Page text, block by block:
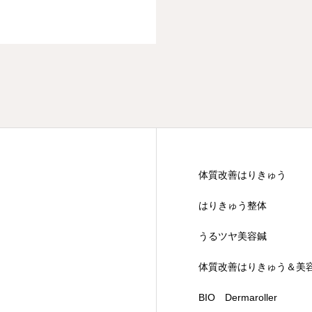
体質改善はりきゅう
はりきゅう整体
うるツヤ美容鍼
体質改善はりきゅう＆美
BIO Dermaroller